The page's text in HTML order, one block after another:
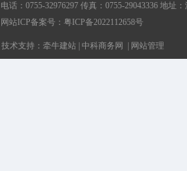
电话：0755-32976297 传真：0755-29043336 地
网站ICP备案号： 粤ICP备2022112658号
技术支持： 牵牛建站 中科商务网 网站管理